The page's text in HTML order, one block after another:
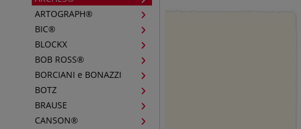
ARTOGRAPH®
BIC®
BLOCKX
BOB ROSS®
BORCIANI e BONAZZI
BOTZ
BRAUSE
CANSON®